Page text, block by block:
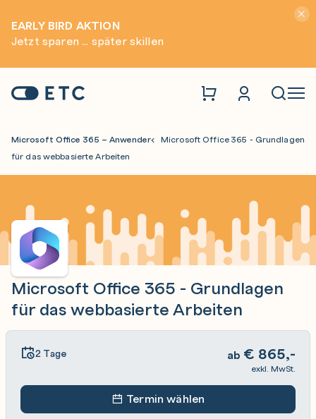
EARLY BIRD AKTION
Jetzt sparen ... später skillen
Startseite: ETC
Microsoft Office 365 – Anwender
Microsoft Office 365 - Grundlagen
für das webbasierte Arbeiten
Microsoft Office 365 - Grundlagen
für das webbasierte Arbeiten
2 Tage ab € 865,-
exkl. MwSt.
Termin wählen